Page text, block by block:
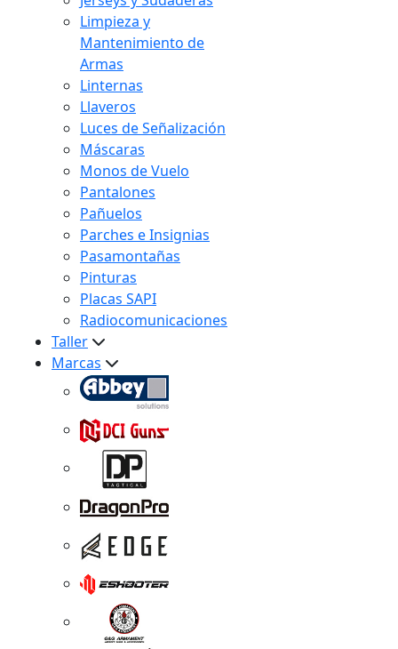
Limpieza y
Mantenimiento de
Armas
Linternas
Llaveros
Luces de Señalización
Máscaras
Monos de Vuelo
Pantalones
Pañuelos
Parches e Insignias
Pasamontañas
Pinturas
Placas SAPI
Radiocomunicaciones
Taller
Marcas